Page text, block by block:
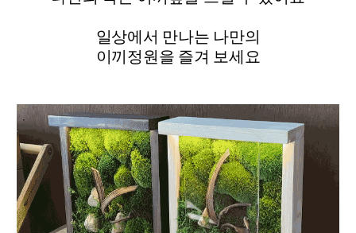
일상에서 만나는 나만의
이끼정원을 즐겨 보세요